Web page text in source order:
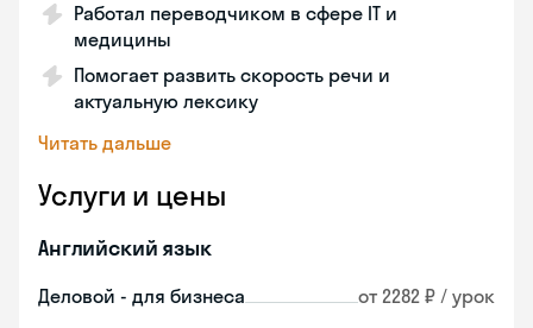
Работал переводчиком в сфере IT и
медицины
Помогает развить скорость речи и
актуальную лексику
Читать дальше
Услуги и цены
Английский язык
Деловой - для бизнеса от 2282 ₽ / урок